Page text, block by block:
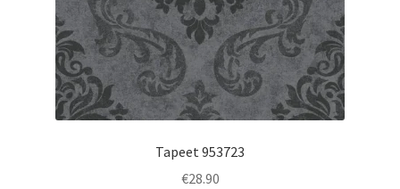
Tapeet 953723
€28.90